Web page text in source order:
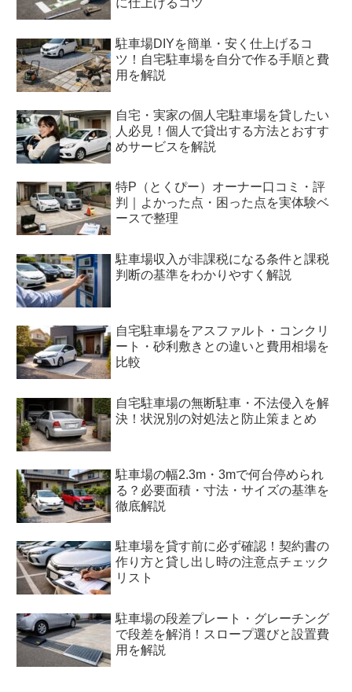
に仕上げるコツ
駐車場DIYを簡単・安く仕上げるコ
ツ！自宅駐車場を自分で作る手順と費
用を解説
自宅・実家の個人宅駐車場を貸したい
人必見！個人で貸出する方法とおすす
めサービスを解説
特P（とくぴー）オーナー口コミ・評
判｜よかった点・困った点を実体験ベ
ースで整理
駐車場収入が非課税になる条件と課税
判断の基準をわかりやすく解説
自宅駐車場をアスファルト・コンクリ
ート・砂利敷きとの違いと費用相場を
比較
自宅駐車場の無断駐車・不法侵入を解
決！状況別の対処法と防止策まとめ
駐車場の幅2.3m・3mで何台停められ
る？必要面積・寸法・サイズの基準を
徹底解説
駐車場を貸す前に必ず確認！契約書の
作り方と貸し出し時の注意点チェック
リスト
駐車場の段差プレート・グレーチング
で段差を解消！スロープ選びと設置費
用を解説